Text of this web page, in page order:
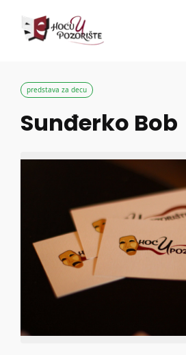
predstava za decu
Sunđerko Bob